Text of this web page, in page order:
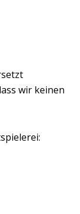
wir keinen